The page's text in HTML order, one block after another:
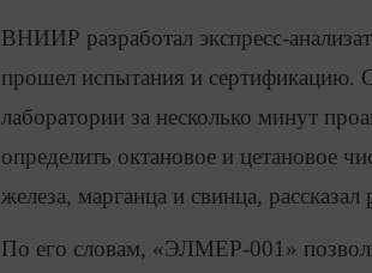
ВНИИР разработал экспресс-
прошел испытания и сертификацию.
лаборатории за несколько минут
определить октановое и цетановое
железа, марганца и свинца,
По его словам, «ЭЛМЕР-001»